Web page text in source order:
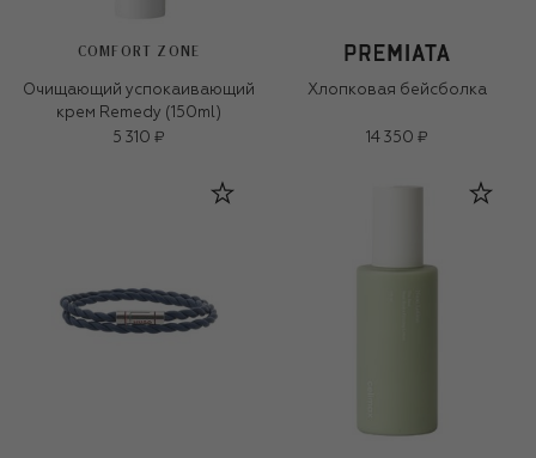
COMFORT ZONE
Очищающий успокаивающий
крем Remedy (150ml)
5 310 ₽
Хлопковая бейсболка
14 350 ₽